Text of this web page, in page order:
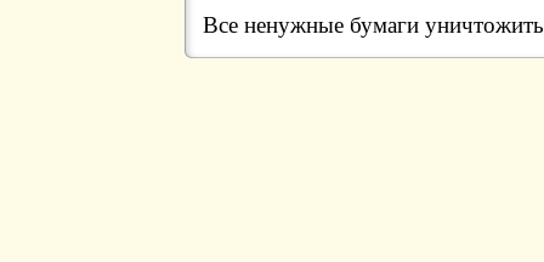
Все ненужные бумаги